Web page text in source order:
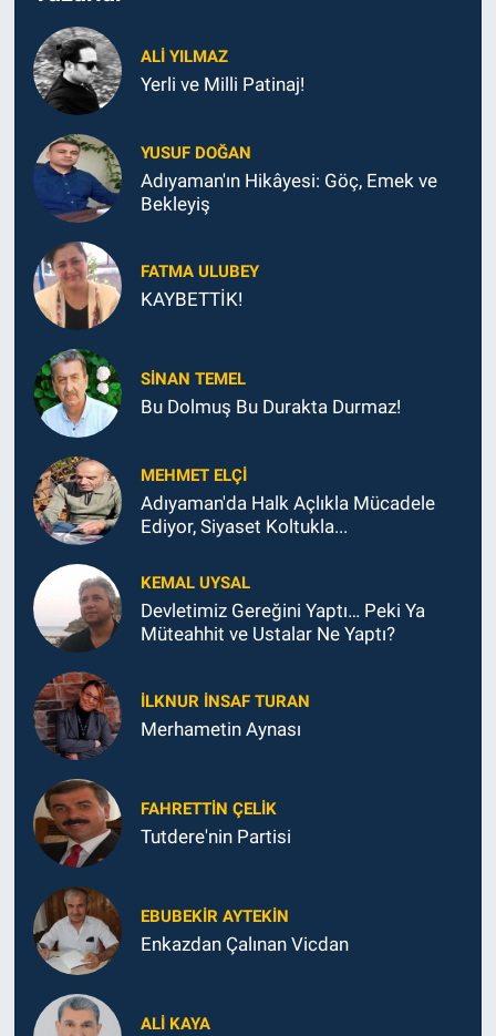
ALI YILMAZ
Yerli ve Milli Patinaj!
YUSUF DOĞAN
Adıyaman'ın Hikâyesi: Göç, Emek ve
Bekleyiş
FATMA ULUBEY
KAYBETTİK!
SINAN TEMEL
Bu Dolmuş Bu Durakta Durmaz!
MEHMET ELÇI
Adıyaman'da Halk Açlıkla Mücadele
Ediyor, Siyaset Koltukla...
KEMAL UYSAL
Devletimiz Gereğini Yaptı… Peki Ya
Müteahhit ve Ustalar Ne Yaptı?
İLKNUR İNSAF TURAN
Merhametin Aynası
FAHRETTIN ÇELİK
Tutdere'nin Partisi
EBUBEKIR AYTEKIN
Enkazdan Çalınan Vicdan
ALI KAYA